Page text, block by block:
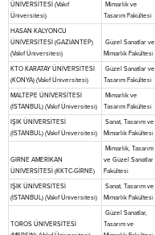
ÜNİVERSİTESİ (Vakıf
Üniversitesi)
Mimarlık ve
Tasarım Fakültesi
HASAN KALYONCU
ÜNİVERSİTESİ (GAZİANTEP)
(Vakıf Üniversitesi)
Güzel Sanatlar ve
Mimarlık Fakültesi
KTO KARATAY ÜNİVERSİTESİ
(KONYA) (Vakıf Üniversitesi)
Güzel Sanatlar ve
Tasarım Fakültesi
MALTEPE ÜNİVERSİTESİ
(İSTANBUL) (Vakıf Üniversitesi)
Mimarlık ve
Tasarım Fakültesi
IŞIK ÜNİVERSİTESİ
(İSTANBUL) (Vakıf Üniversitesi)
Sanat, Tasarım ve
Mimarlık Fakültesi
GİRNE AMERİKAN
ÜNİVERSİTESİ (KKTC-GİRNE)
Mimarlık, Tasarım
ve Güzel Sanatlar
Fakültesi
IŞIK ÜNİVERSİTESİ
(İSTANBUL) (Vakıf Üniversitesi)
Sanat, Tasarım ve
Mimarlık Fakültesi
TOROS ÜNİVERSİTESİ
Güzel Sanatlar,
Tasarım ve